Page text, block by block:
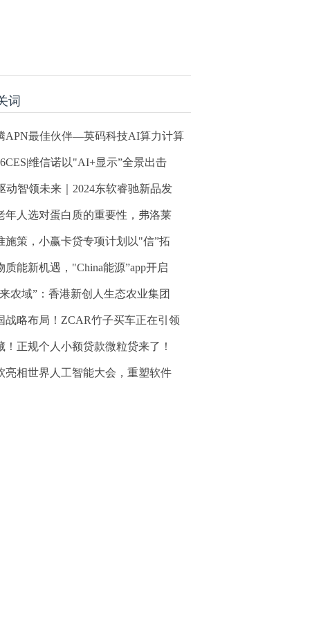
词
APN最佳伙伴—英码科技AI算力计算
维信诺以"AI+显示”全景出击
动智领未来｜2024东软睿驰新品发
年人选对蛋白质的重要性，弗洛莱
施策，小赢卡贷专项计划以"信”拓
质能新机遇，"China能源”app开启
农域”：香港新创人生态农业集团
战略布局！ZCAR竹子买车正在引领
！正规个人小额贷款微粒贷来了！
亮相世界人工智能大会，重塑软件